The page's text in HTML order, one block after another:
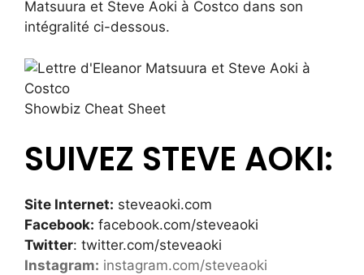
Matsuura et Steve Aoki à Costco dans son
intégralité ci-dessous.
Showbiz Cheat Sheet
SUIVEZ STEVE AOKI:
Site Internet: steveaoki.com
Facebook: facebook.com/steveaoki
Twitter: twitter.com/steveaoki
Instagram: instagram.com/steveaoki